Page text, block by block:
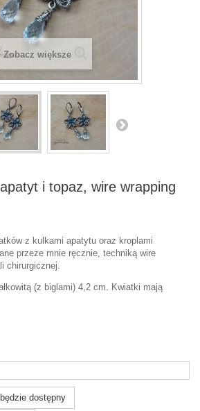
Zobacz większe
i topaz, wire wrapping
z kulkami apatytu oraz kroplami
przeze mnie ręcznie, techniką wire
chirurgicznej.
(z biglami) 4,2 cm. Kwiatki mają
dostępny